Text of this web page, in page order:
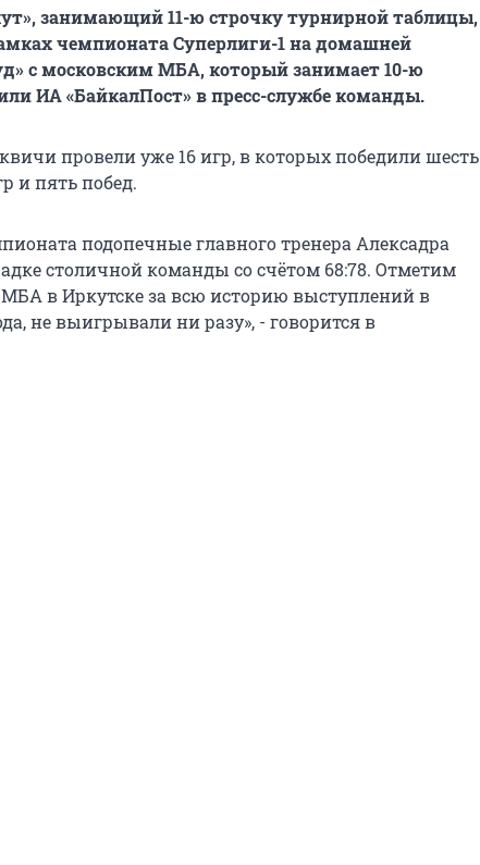
занимающий 11-ю строчку турнирной таблицы,
чемпионата Суперлиги-1 на домашней
с московским МБА, который занимает 10-ю
ИА «БайкалПост» в пресс-службе команды.
провели уже 16 игр, в которых победили шесть
и пять побед.
подопечные главного тренера Алексадра
столичной команды со счётом 68:78. Отметим
МБА в Иркутске за всю историю выступлений в
не выигрывали ни разу», - говорится в